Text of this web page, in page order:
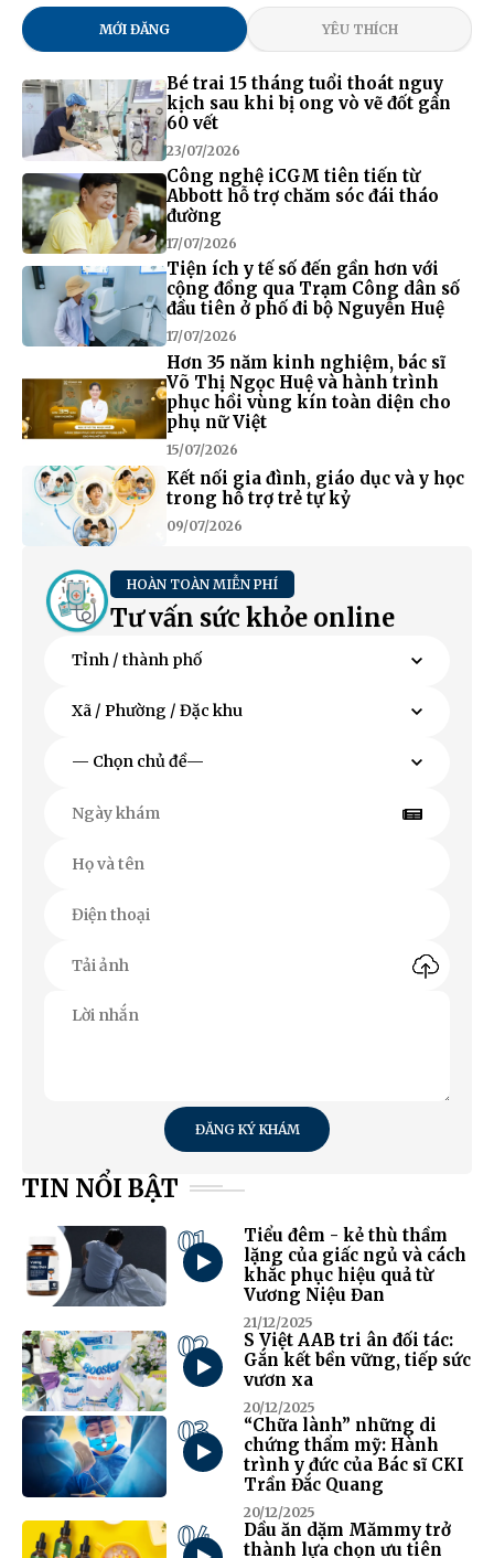
MỚI ĐĂNG YÊU THÍCH
Bé trai 15 tháng tuổi thoát nguy
kịch sau khi bị ong vò vẽ đốt gần
60 vết
23/07/2026
Công nghệ iCGM tiên tiến từ
Abbott hỗ trợ chăm sóc đái tháo
đường
17/07/2026
Tiện ích y tế số đến gần hơn với
cộng đồng qua Trạm Công dân số
đầu tiên ở phố đi bộ Nguyễn Huệ
17/07/2026
Hơn 35 năm kinh nghiệm, bác sĩ
Võ Thị Ngọc Huệ và hành trình
phục hồi vùng kín toàn diện cho
phụ nữ Việt
15/07/2026
Kết nối gia đình, giáo dục và y học
trong hỗ trợ trẻ tự kỷ
09/07/2026
HOÀN TOÀN MIỄN PHÍ
Tư vấn sức khỏe online
ĐĂNG KÝ KHÁM
TIN NỔI BẬT
01
Tiểu đêm - kẻ thù thầm
lặng của giấc ngủ và cách
khắc phục hiệu quả từ
Vương Niệu Đan
21/12/2025
02
S Việt AAB tri ân đối tác:
Gắn kết bền vững, tiếp sức
vươn xa
20/12/2025
03
“Chữa lành” những di
chứng thẩm mỹ: Hành
trình y đức của Bác sĩ CKI
Trần Đắc Quang
20/12/2025
04
Dầu ăn dặm Mămmy trở
thành lựa chọn ưu tiên